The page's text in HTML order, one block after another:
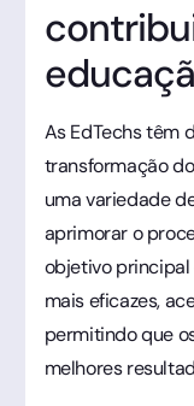
As EdTechs têm
transformação
uma variedade
aprimorar o
objetivo
mais eficazes,
permitindo que
melhores